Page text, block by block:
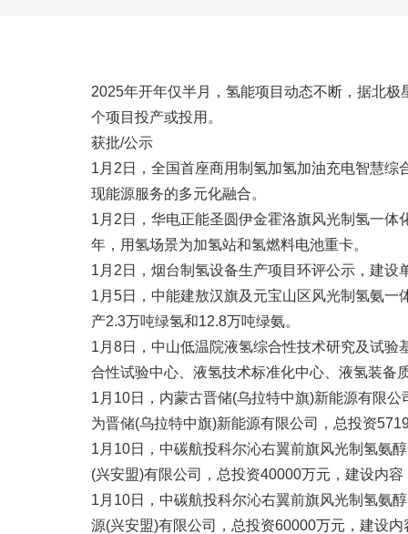
2025年开年仅半月，氢能项目动态不断，据北
个项目投产或投用。
获批/公示
1月2日，全国首座商用制氢加氢加油充电智慧
现能源服务的多元化融合。
1月2日，华电正能圣圆伊金霍洛旗风光制氢一
年，用氢场景为加氢站和氢燃料电池重卡。
1月2日，烟台制氢设备生产项目环评公示，建
1月5日，中能建敖汉旗及元宝山区风光制氢氨
产2.3万吨绿氢和12.8万吨绿氨。
1月8日，中山低温院液氢综合性技术研究及试
合性试验中心、液氢技术标准化中心、液氢装备
1月10日，内蒙古晋储(乌拉特中旗)新能源有限
为晋储(乌拉特中旗)新能源有限公司，总投资
1月10日，中碳航投科尔沁右翼前旗风光制氢氨
(兴安盟)有限公司，总投资40000万元，建设内
1月10日，中碳航投科尔沁右翼前旗风光制氢氨
源(兴安盟)有限公司，总投资60000万元，建设